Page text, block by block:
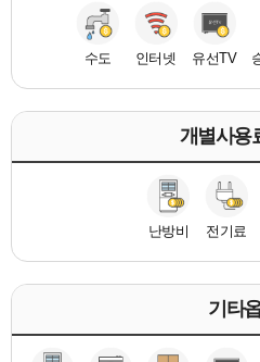
수도 인터넷 유선TV
개별사용
난방비 전기료
기타